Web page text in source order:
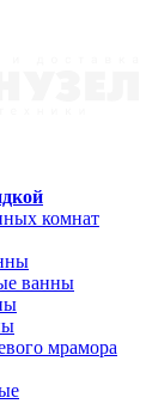
комнат
ванны
мрамора